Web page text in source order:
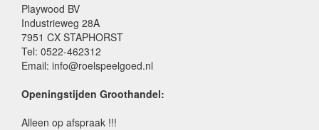
Playwood BV
Industrieweg 28A
7951 CX STAPHORST
Tel: 0522-462312
Email: info@roelspeelgoed.nl
Openingstijden Groothandel:
Alleen op afspraak !!!